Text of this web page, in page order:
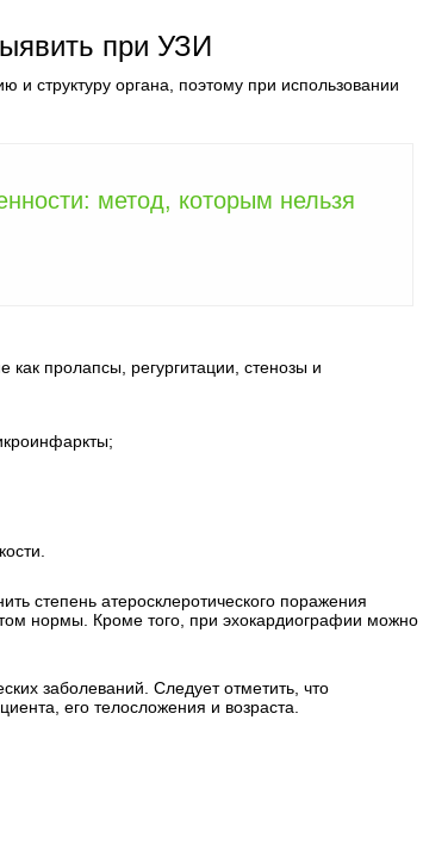
при УЗИ
и структуру органа, поэтому при использовании
метод, которым нельзя
пролапсы, регургитации, стенозы и
степень атеросклеротического поражения
нормы. Кроме того, при эхокардиографии можно
заболеваний. Следует отметить, что
его телосложения и возраста.